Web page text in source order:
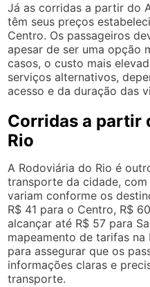
Já as corridas a partir do
têm seus preços
Centro. Os passageiros
apesar de ser uma opção
casos, o custo mais
serviços alternativos,
acesso e da duração das
Corridas a partir
Rio
A Rodoviária do Rio é
transporte da cidade,
variam conforme os
R$ 41 para o Centro, R$
alcançar até R$ 57 para
mapeamento de tarifas
para assegurar que os
informações claras e
transporte.